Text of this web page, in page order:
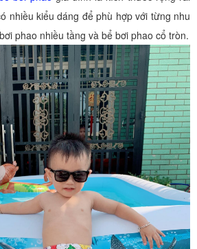
nhiều kiểu dáng để phù hợp với từng nhu
phao nhiều tầng và bể bơi phao cổ tròn.